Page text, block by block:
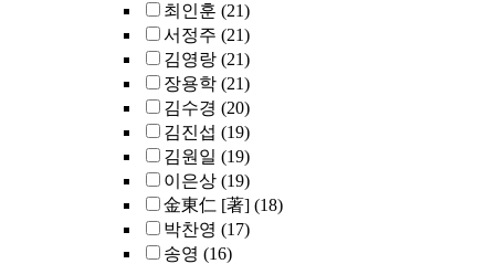
최인훈 (21)
서정주 (21)
김영랑 (21)
장용학 (21)
김수경 (20)
김진섭 (19)
김원일 (19)
이은상 (19)
金東仁 [著] (18)
박찬영 (17)
송영 (16)